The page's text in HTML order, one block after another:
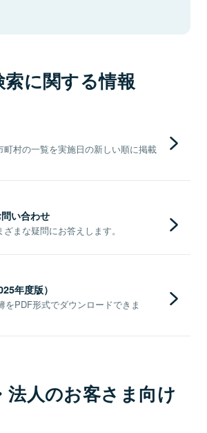
に関する情報
村の一覧を実施日の新しい順に掲載
い合わせ
まな疑問にお答えします。
年度版）
をPDF形式でダウンロードできま
法人のお客さま向け